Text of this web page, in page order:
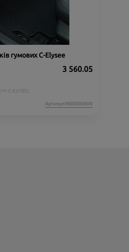
гумових C-Elysee
3 560.05
: C-ELYSEE;
Артикул:N00000800